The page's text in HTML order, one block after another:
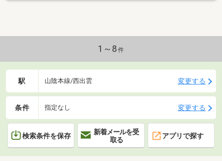
1～8 件
駅 山陰本線/西出雲 変更する
条件 指定なし 変更する
検索条件を保存
新着メールを受
取る
アプリで探す